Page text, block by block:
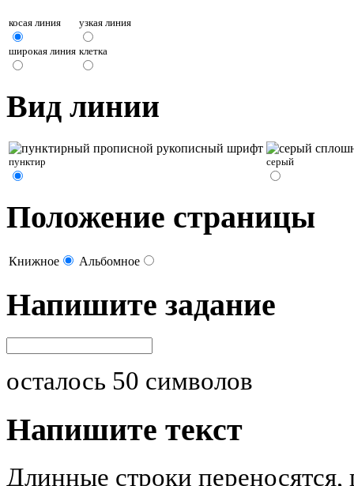
косая линия узкая линия
широкая линия клетка
Вид линии
пунктир серый
Положение страницы
Книжное Альбомное
Напишите задание
осталось 50 символов
Напишите текст
Длинные строки